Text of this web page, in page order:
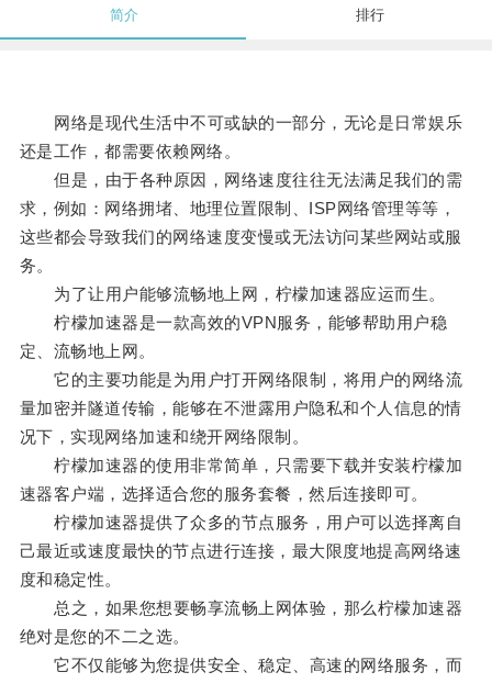
简介 排行
网络是现代生活中不可或缺的一部分，无论是日常娱乐
还是工作，都需要依赖网络。
但是，由于各种原因，网络速度往往无法满足我们的需
求，例如：网络拥堵、地理位置限制、ISP网络管理等等，
这些都会导致我们的网络速度变慢或无法访问某些网站或服
务。
为了让用户能够流畅地上网，柠檬加速器应运而生。
柠檬加速器是一款高效的VPN服务，能够帮助用户稳
定、流畅地上网。
它的主要功能是为用户打开网络限制，将用户的网络流
量加密并隧道传输，能够在不泄露用户隐私和个人信息的情
况下，实现网络加速和绕开网络限制。
柠檬加速器的使用非常简单，只需要下载并安装柠檬加
速器客户端，选择适合您的服务套餐，然后连接即可。
柠檬加速器提供了众多的节点服务，用户可以选择离自
己最近或速度最快的节点进行连接，最大限度地提高网络速
度和稳定性。
总之，如果您想要畅享流畅上网体验，那么柠檬加速器
绝对是您的不二之选。
它不仅能够为您提供安全、稳定、高速的网络服务，而